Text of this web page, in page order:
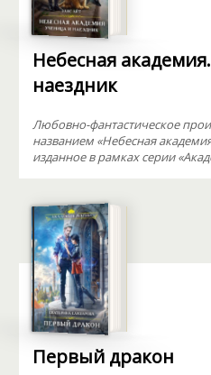
Небесная
наездник
Любовно-фантастическое
названием «Небесная
изданное в рамках серии
Первый дракон